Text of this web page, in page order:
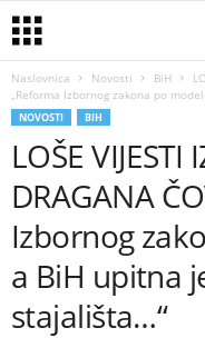
Naslovnica Novosti BiH
„Reforma Izbornog zakona po
NOVOSTI BIH
LOŠE VIJESTI
DRAGANA
Izbornog
a BiH upitna
stajališta…“